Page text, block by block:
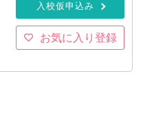
入校仮申込み
お気に入り登録